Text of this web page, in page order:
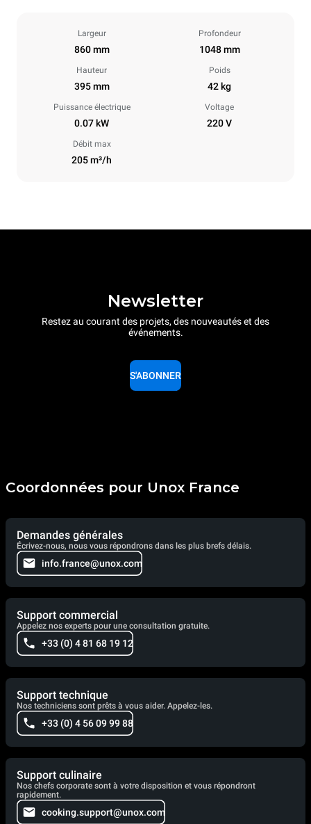
Largeur
860 mm
Profondeur
1048 mm
Hauteur
395 mm
Poids
42 kg
Puissance électrique
0.07 kW
Voltage
220 V
Débit max
205 m³/h
Newsletter
Restez au courant des projets, des nouveautés et des
événements.
S'ABONNER
Coordonnées pour Unox France
Demandes générales
Écrivez-nous, nous vous répondrons dans les plus brefs délais.
info.france@unox.com
Support commercial
Appelez nos experts pour une consultation gratuite.
+33 (0) 4 81 68 19 12
Support technique
Nos techniciens sont prêts à vous aider. Appelez-les.
+33 (0) 4 56 09 99 88
Support culinaire
Nos chefs corporate sont à votre disposition et vous répondront
rapidement.
cooking.support@unox.com